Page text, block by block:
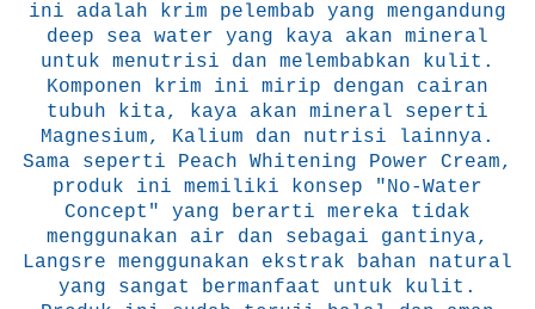
ini adalah krim pelembab yang mengandung
deep sea water yang kaya akan mineral
untuk menutrisi dan melembabkan kulit.
Komponen krim ini mirip dengan cairan
tubuh kita, kaya akan mineral seperti
Magnesium, Kalium dan nutrisi lainnya.
Sama seperti Peach Whitening Power Cream,
produk ini memiliki konsep "No-Water
Concept" yang berarti mereka tidak
menggunakan air dan sebagai gantinya,
Langsre menggunakan ekstrak bahan natural
yang sangat bermanfaat untuk kulit.